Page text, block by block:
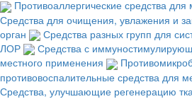
Противоаллергические средства
Средства для очищения, увлажения и
орган
Средства разных групп для
ЛОР
Средства с
местного применения
противовоспалительные средства для
Средства, улучшающие регенерацию